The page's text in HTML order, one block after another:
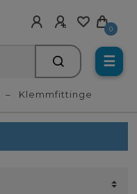
0
☰
Klemmfittinge